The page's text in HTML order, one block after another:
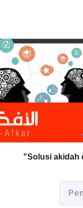
"Solusi akidah